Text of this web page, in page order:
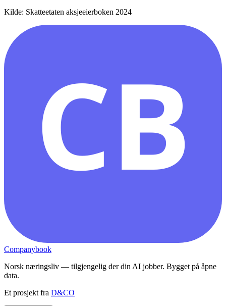
Kilde: Skatteetaten aksjeeierboken 2024
CB
Companybook
Norsk næringsliv — tilgjengelig der din AI jobber. Bygget på åpne
data.
Et prosjekt fra D&CO